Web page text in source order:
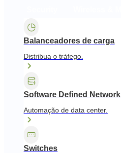
Balanceadores de carga
Distribua o tráfego.
Software Defined Network
Automação de data center.
Switches